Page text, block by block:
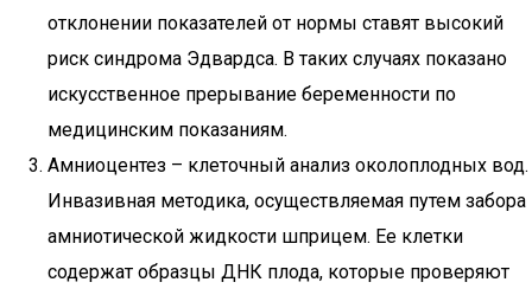
отклонении показателей от нормы ставят высокий
риск синдрома Эдвардса. В таких случаях показано
искусственное прерывание беременности по
медицинским показаниям.
Амниоцентез – клеточный анализ околоплодных вод.
Инвазивная методика, осуществляемая путем забора
амниотической жидкости шприцем. Ее клетки
содержат образцы ДНК плода, которые проверяют